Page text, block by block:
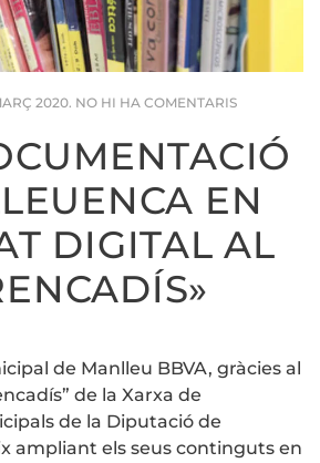
2020. NO HI HA COMENTARISA
EN
FORMAT
DIGITAL
EN
DIGITAL AL
de Manlleu BBVA, gràcies al
de la Xarxa de
de la Diputació de
ampliant els seus continguts en